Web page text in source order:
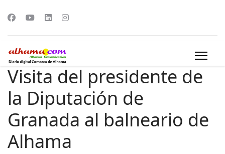
Visita del presidente de
la Diputación de
Granada al balneario de
Alhama